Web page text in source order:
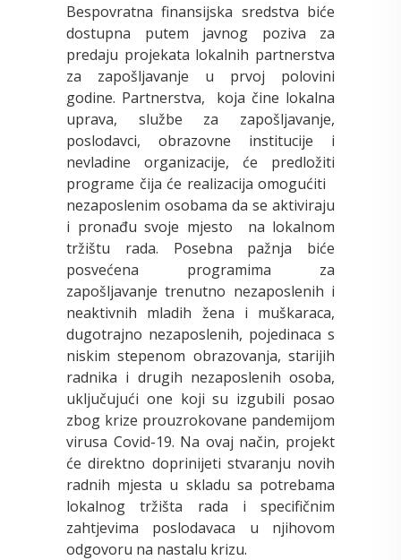
Bespovratna finansijska sredstva biće
dostupna putem javnog poziva za
predaju projekata lokalnih partnerstva
za zapošljavanje u prvoj polovini
godine. Partnerstva, koja čine lokalna
uprava, službe za zapošljavanje,
poslodavci, obrazovne institucije i
nevladine organizacije, će predložiti
programe čija će realizacija omogućiti
nezaposlenim osobama da se aktiviraju
i pronađu svoje mjesto na lokalnom
tržištu rada. Posebna pažnja biće
posvećena programima za
zapošljavanje trenutno nezaposlenih i
neaktivnih mladih žena i muškaraca,
dugotrajno nezaposlenih, pojedinaca s
niskim stepenom obrazovanja, starijih
radnika i drugih nezaposlenih osoba,
uključujući one koji su izgubili posao
zbog krize prouzrokovane pandemijom
virusa Covid-19. Na ovaj način, projekt
će direktno doprinijeti stvaranju novih
radnih mjesta u skladu sa potrebama
lokalnog tržišta rada i specifičnim
zahtjevima poslodavaca u njihovom
odgovoru na nastalu krizu.